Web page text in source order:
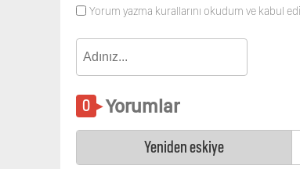
Yorum yazma kurallarını okudum ve kabul
Yorumlar
Yeniden eskiye